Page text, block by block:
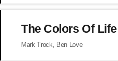
The Colors Of Life
Mark Trock, Ben Love